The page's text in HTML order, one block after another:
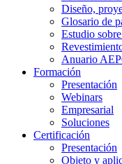
Diseño,
Glosario de
Estudio
Anuario
Formación
Presentación
Webinars
Empresarial
Soluciones
Certificación
Presentación
Objeto y